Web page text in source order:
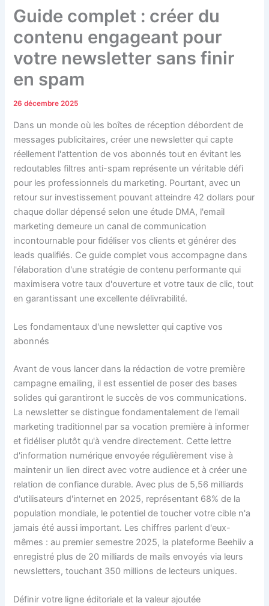
Guide complet : créer du
contenu engageant pour
votre newsletter sans finir
en spam
26 décembre 2025
Dans un monde où les boîtes de réception débordent de
messages publicitaires, créer une newsletter qui capte
réellement l'attention de vos abonnés tout en évitant les
redoutables filtres anti-spam représente un véritable défi
pour les professionnels du marketing. Pourtant, avec un
retour sur investissement pouvant atteindre 42 dollars pour
chaque dollar dépensé selon une étude DMA, l'email
marketing demeure un canal de communication
incontournable pour fidéliser vos clients et générer des
leads qualifiés. Ce guide complet vous accompagne dans
l'élaboration d'une stratégie de contenu performante qui
maximisera votre taux d'ouverture et votre taux de clic, tout
en garantissant une excellente délivrabilité.
Les fondamentaux d'une newsletter qui captive vos
abonnés
Avant de vous lancer dans la rédaction de votre première
campagne emailing, il est essentiel de poser des bases
solides qui garantiront le succès de vos communications.
La newsletter se distingue fondamentalement de l'email
marketing traditionnel par sa vocation première à informer
et fidéliser plutôt qu'à vendre directement. Cette lettre
d'information numérique envoyée régulièrement vise à
maintenir un lien direct avec votre audience et à créer une
relation de confiance durable. Avec plus de 5,56 milliards
d'utilisateurs d'internet en 2025, représentant 68% de la
population mondiale, le potentiel de toucher votre cible n'a
jamais été aussi important. Les chiffres parlent d'eux-
mêmes : au premier semestre 2025, la plateforme Beehiiv a
enregistré plus de 20 milliards de mails envoyés via leurs
newsletters, touchant 350 millions de lecteurs uniques.
Définir votre ligne éditoriale et la valeur ajoutée